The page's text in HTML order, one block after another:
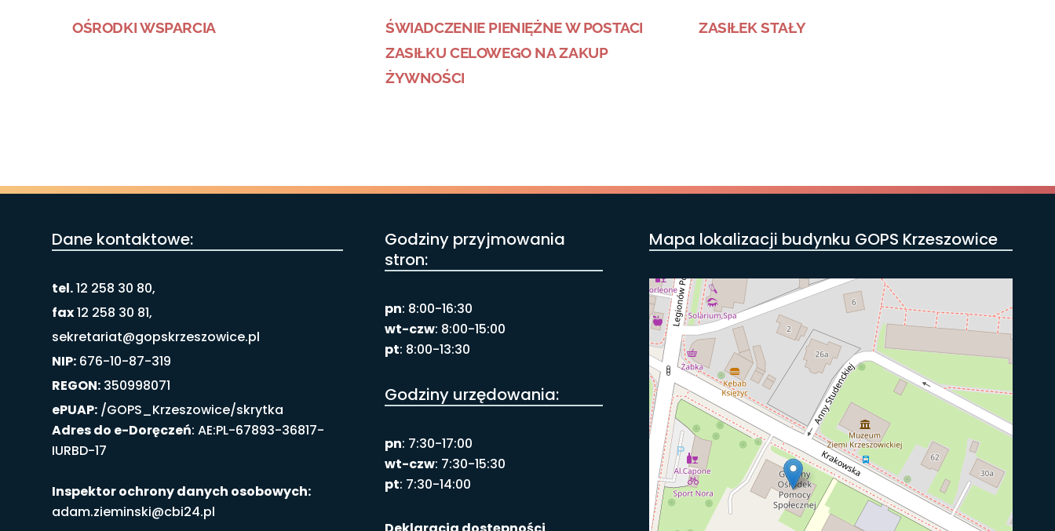
OŚRODKI WSPARCIA
ŚWIADCZENIE PIENIĘŻNE W POSTACI
ZASIŁKU CELOWEGO NA ZAKUP
ŻYWNOŚCI
ZASIŁEK STAŁY
Dane kontaktowe:
tel.12 258 30 80,
fax12 258 30 81,
sekretariat@gopskrzeszowice.pl
NIP: 676-10-87-319
REGON: 350998071
ePUAP: /GOPS_Krzeszowice/skrytka
Adres do e-Doręczeń: AE:PL-67893-36817-
IURBD-17
Inspektor ochrony danych osobowych:
adam.zieminski@cbi24.pl
Godziny przyjmowania
stron:
pn: 8:00-16:30
wt-czw: 8:00-15:00
pt: 8:00-13:30
Godziny urzędowania:
pn: 7:30-17:00
wt-czw: 7:30-15:30
pt: 7:30-14:00
Mapa lokalizacji budynku GOPS Krzeszowice